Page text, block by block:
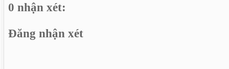
0 nhận xét:
Đăng nhận xét